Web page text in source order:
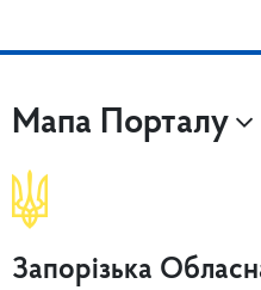
Мапа Порталу
Запорізька